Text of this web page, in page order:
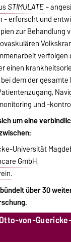
STIMULATE -
- erforscht und
zur Behandlung
verfolgen
einen
dem der
und -
um eine
Universität
GmbH,
.
über 30
von-